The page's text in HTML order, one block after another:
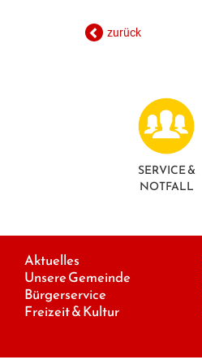
zurück
SERVICE &
NOTFALL
Aktuelles
Unsere Gemeinde
Bürgerservice
Freizeit & Kultur